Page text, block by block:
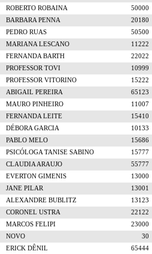
ROBERTO ROBAINA 50000
BARBARA PENNA 20180
PEDRO RUAS 50500
MARIANA LESCANO 11222
FERNANDA BARTH 22022
PROFESSOR TOVI 10999
PROFESSOR VITORINO 15222
ABIGAIL PEREIRA 65123
MAURO PINHEIRO 11007
FERNANDA LEITE 15410
DÉBORA GARCIA 10133
PABLO MELO 15686
PSICÓLOGA TANISE SABINO 15777
CLAUDIA ARAUJO 55777
EVERTON GIMENIS 13000
JANE PILAR 13001
ALEXANDRE BUBLITZ 13123
CORONEL USTRA 22122
MARCOS FELIPI 23000
NOVO 30
ERICK DÊNIL 65444